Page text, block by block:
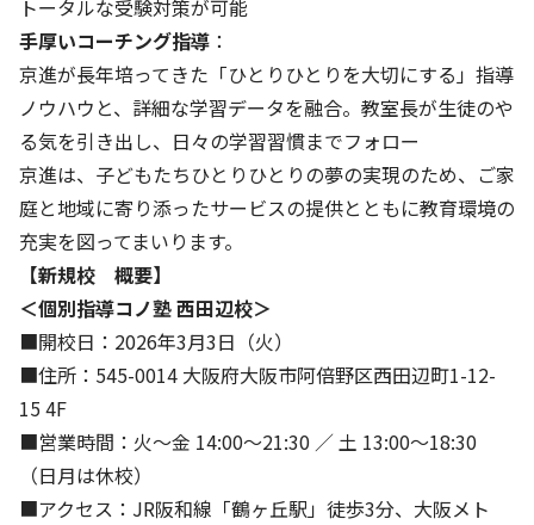
トータルな受験対策が可能
手厚いコーチング指導 ：
京進が長年培ってきた「ひとりひとりを大切にする」指導
ノウハウと、詳細な学習データを融合。教室長が生徒のや
る気を引き出し、日々の学習習慣までフォロー
京進は、子どもたちひとりひとりの夢の実現のため、ご家
庭と地域に寄り添ったサービスの提供とともに教育環境の
充実を図ってまいります。
【新規校 概要】
＜個別指導コノ塾 西田辺校＞
■開校日：2026年3月3日（火）
■住所：545-0014 大阪府大阪市阿倍野区西田辺町1-12-
15 4F
■営業時間：火〜金 14:00～21:30 ／ 土 13:00～18:30
（日月は休校）
■アクセス：JR阪和線「鶴ヶ丘駅」徒歩3分、大阪メト